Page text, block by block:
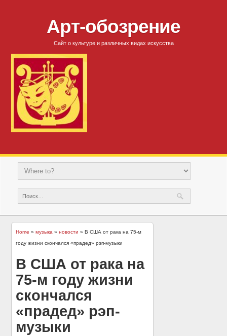
Арт-обозрение
Сайт о культуре и различных видах искусства
Home »музыка »новости » В США от рака на 75-м
году жизни скончался «прадед» рэп-музыки
В США от рака на
75-м году жизни
скончался
«прадед» рэп-
музыки